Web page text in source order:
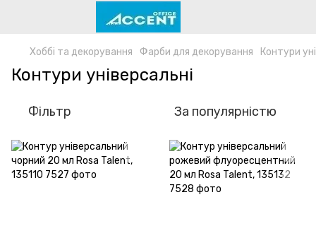
Хоббі та декорування Фарби для декорування Контури
Контури універсальні
Фільтр За популярністю